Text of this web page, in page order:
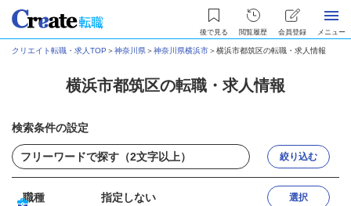
後で見る 閲覧履歴 会員登録 メニュー
クリエイト転職・求人TOP ＞神奈川県＞神奈川県横浜市＞横浜市都筑区の転職・求人情報
横浜市都筑区の転職・求人情報
検索条件の設定
絞り込む
職種 指定しない 選択